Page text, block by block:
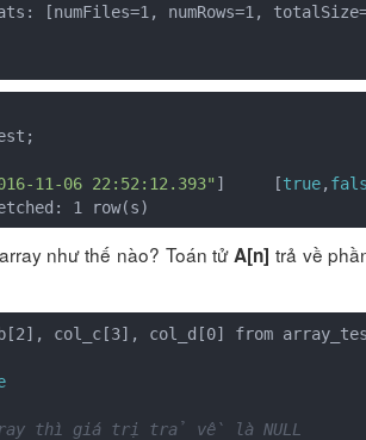
[numFiles=1, numRows=1,
11-06 22:52:12.393" ]     [true,
như thế nào? Toán tửA[n] trả về
col_c[3], col_d[0] from
thì giá trị trả về là NULL